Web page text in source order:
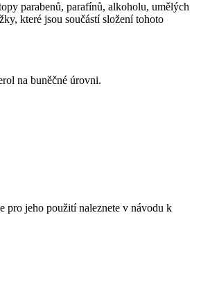
parabenů, parafínů, alkoholu, umělých
které jsou součástí složení tohoto
na buněčné úrovni.
pro jeho použití naleznete v návodu k